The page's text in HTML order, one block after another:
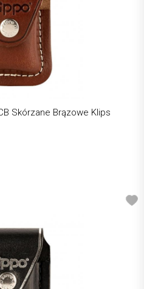
Skórzane Brązowe Klips